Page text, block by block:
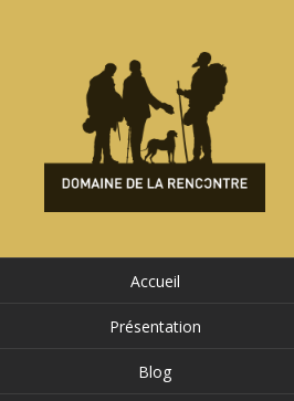
Accueil
Présentation
Blog